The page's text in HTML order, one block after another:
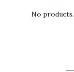
No products.